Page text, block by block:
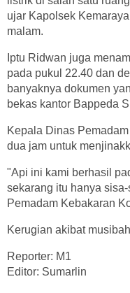
ujar Kapolsek
malam.
Iptu Ridwan juga
pada pukul 22.40 dan
banyaknya dokumen
bekas kantor Bappeda
Kepala Dinas
dua jam untuk
"Api ini kami berhasil
sekarang itu hanya
Pemadam Kebakaran
Kerugian akibat
Reporter: M1
Editor: Sumarlin